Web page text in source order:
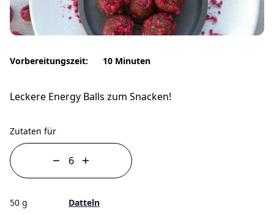
Vorbereitungszeit: 10 Minuten
Leckere Energy Balls zum Snacken!
Zutaten für
50 g
Datteln